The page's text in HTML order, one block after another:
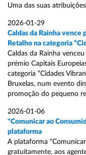
Uma das suas
2026-01-29
Caldas da Rainha vence
Retalho na categoria
Caldas da Rainha
prémio Capitais
categoria “Cidades
Bruxelas, num evento
promoção do pequeno
2026-01-06
"Comunicar ao
plataforma
A plataforma
gratuitamente, aos